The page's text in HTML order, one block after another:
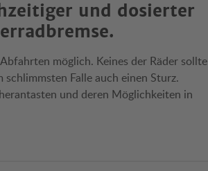
und dosierter
möglich. Keines der Räder sollte
Falle auch einen Sturz.
und deren Möglichkeiten in